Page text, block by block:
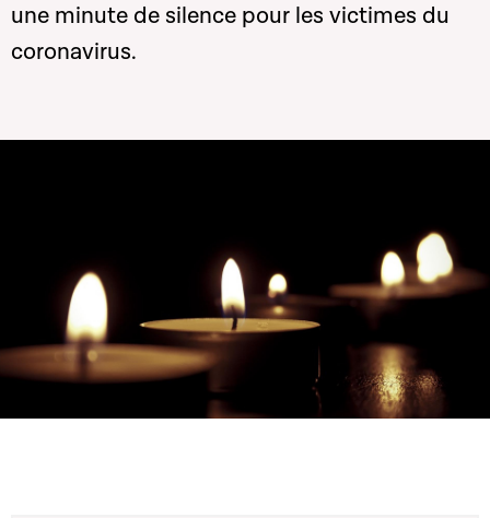
une minute de silence pour les victimes du
coronavirus.